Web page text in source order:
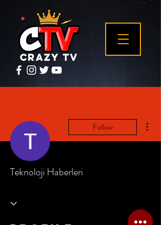
Crazy tv
Follow
Teknoloji Haberleri